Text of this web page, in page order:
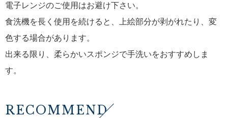
電子レンジのご使用はお避け下さい。
食洗機を長く使用を続けると、上絵部分が剥がれたり、変
色する場合があります。
出来る限り、柔らかいスポンジで手洗いをおすすめしま
す。
RECOMMEND